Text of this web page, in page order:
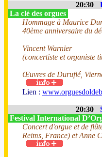
20:30
La clé des orgues
Hommage à Maurice
40ème anniversaire du
Vincent Warnier
(concertiste et organiste
Œuvres de Duruflé,
Lien :
20:30
Festival International
Concert d'orgue et de
Reims, France) et Anne